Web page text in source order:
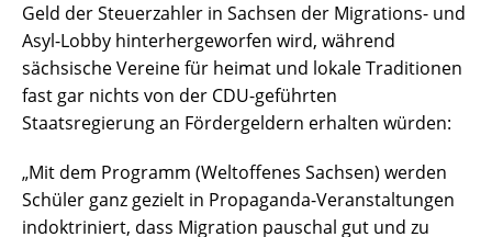
Geld der Steuerzahler in Sachsen der Migrations- und
Asyl-Lobby hinterhergeworfen wird, während
sächsische Vereine für heimat und lokale Traditionen
fast gar nichts von der CDU-geführten
Staatsregierung an Fördergeldern erhalten würden:
„Mit dem Programm (Weltoffenes Sachsen) werden
Schüler ganz gezielt in Propaganda-Veranstaltungen
indoktriniert, dass Migration pauschal gut und zu